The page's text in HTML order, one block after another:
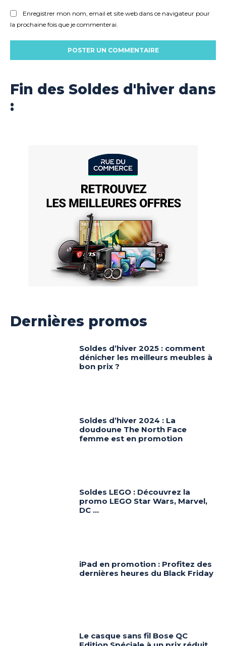
Enregistrer mon nom, email et site web dans ce navigateur pour
la prochaine fois que je commenterai.
Fin des Soldes d'hiver dans
:
Dernières promos
Soldes d’hiver 2025 : comment
dénicher les meilleurs meubles à
bon prix ?
Soldes d’hiver 2024 : La
doudoune The North Face
femme est en promotion
Soldes LEGO : Découvrez la
promo LEGO Star Wars, Marvel,
DC …
iPad en promotion : Profitez des
dernières heures du Black Friday
Le casque sans fil Bose QC